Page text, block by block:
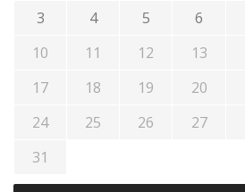
3
4 5 6
10
11 12 13
17
18 19 20
24
25 26 27
31